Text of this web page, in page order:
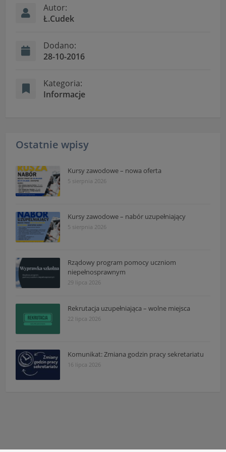
Autor:
Ł.Cudek
Dodano:
28-10-2016
Kategoria:
Informacje
Ostatnie wpisy
Kursy zawodowe – nowa oferta
5 sierpnia 2026
Kursy zawodowe – nabór uzupełniający
5 sierpnia 2026
Rządowy program pomocy uczniom
niepełnosprawnym
29 lipca 2026
Rekrutacja uzupełniająca – wolne miejsca
22 lipca 2026
Komunikat: Zmiana godzin pracy sekretariatu
16 lipca 2026
czas w sekcji
"Nasza szkoła" > "Bezpieczeństwo"